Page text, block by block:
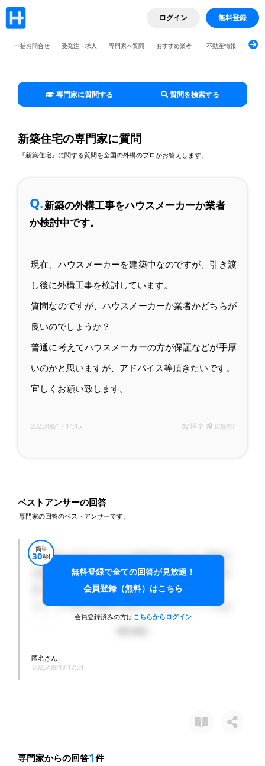
ログイン 無料登録
一括お問合せ 受発注・求人 専門家へ質問 おすすめ業者 不動産情報 ブログ
専門家に質問する 質問を検索する
新築住宅の専門家に質問
『新築住宅』に関する質問を全国の外構のプロがお答えします。
Q.新築の外構工事をハウスメーカーか業者
か検討中です。
現在、ハウスメーカーを建築中なのですが、引き渡
し後に外構工事を検討しています。
質問なのですが、ハウスメーカーか業者かどちらが
良いのでしょうか？
普通に考えてハウスメーカーの方が保証などが手厚
いのかと思いますが、アドバイス等頂きたいです。
宜しくお願い致します。
2023/08/17 14:15 by 匿名 ( 広島県)
ベストアンサーの回答
専門家の回答のベストアンサーです。
簡単
30秒!
会員登録済みの方はこちらからログイン
無料登録で全ての回答が見放題！
会員登録（無料）はこちら
一般的にハウスメーカーにお任せすることで、自分で
する手続きや段取り、工事状況の管理など全て代理で
行ってくれるので楽ができます。
ただ、3〜4割の手数料が発生するのでデメリットはあ
保証に関してハウスメーカーによって異なりますが、
基本的に外構の機材や部材、技術的な保証は、工事を
く良い工事ができます。不安な場合は、ハウスメーカ
匿名さん
2023/08/19 17:34
専門家からの回答1件